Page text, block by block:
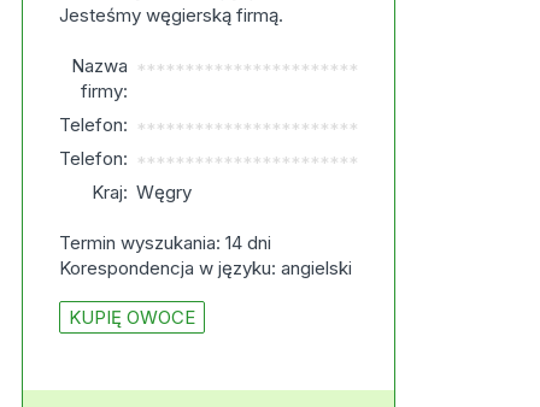
Jesteśmy węgierską firmą.
Nazwa
firmy:
***********************
Telefon: ***********************
Telefon: ***********************
Kraj: Węgry
Termin wyszukania: 14 dni
Korespondencja w języku: angielski
KUPIĘ OWOCE